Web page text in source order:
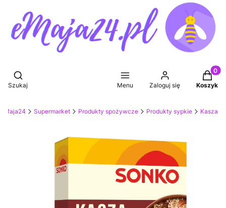
Otwórz wyszukiwarkę
Szukaj Menu Zaloguj się Koszyk
Supermarket Produkty spożywcze Produkty sypkie Kasza